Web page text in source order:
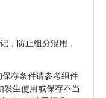
，防止组分混用，
存条件请参考组件
发生使用或保存不当